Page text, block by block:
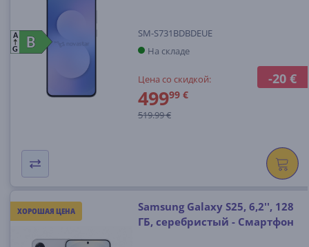
-20 €
B
B
A
G
SM-S731BDBDEUE
На складе
Цена со скидкой:
49999 €
519.99 €
ХОРОШАЯ ЦЕНА
Samsung Galaxy S25, 6,2'', 128
ГБ, серебристый - Смартфон